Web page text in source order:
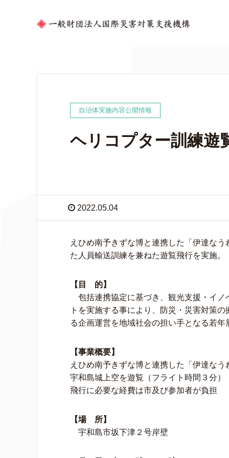
自治体実施内容公開情報
ヘリコプター訓練遊
2022.05.04
えひめ南予きずな博と連携した「伊達な
た人員輸送訓練を兼ねた遊覧飛行を実施。
【目 的】
包括連携協定に基づき、観光支援・イノ
トを実施する事により、防災・災害対策
る企画運営を地域社会の担い手となる若
【事業概要】
えひめ南予きずな博と連携した「伊達な
宇和島城上空を遊覧（フライト時間３分）
飛行に必要な経費は市及び参加者が負担
【場 所】
宇和島市坂下津２号岸壁